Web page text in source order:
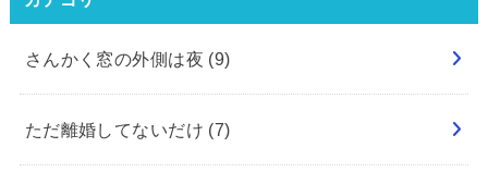
さんかく窓の外側は夜 (9)
ただ離婚してないだけ (7)